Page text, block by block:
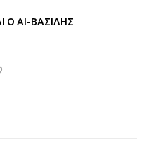
Ο ΑΙ-ΒΑΣΙΛΗΣ